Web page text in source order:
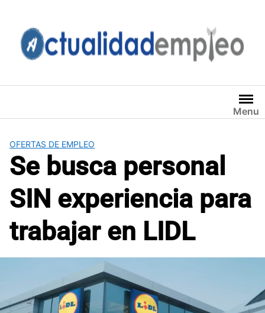
contenido
Menu
OFERTAS DE EMPLEO
Se busca personal
SIN experiencia para
trabajar en LIDL